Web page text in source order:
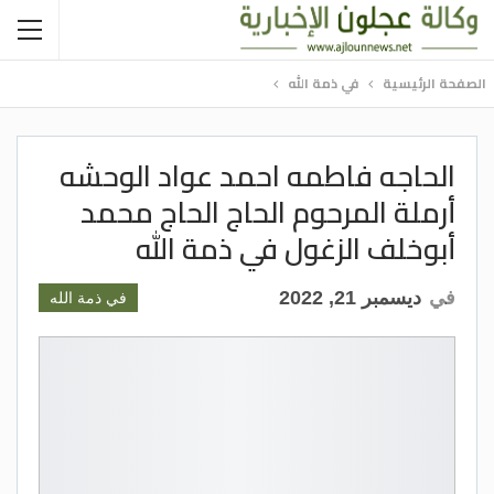
الصفحة الرئيسية في ذمة الله
الحاجه فاطمه احمد عواد الوحشه
أرملة المرحوم الحاج الحاج محمد
أبوخلف الزغول في ذمة الله
في ذمة الله في ديسمبر 21, 2022